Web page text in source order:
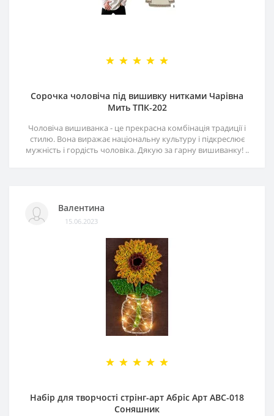
Сорочка чоловіча під вишивку нитками Чарівна
Мить ТПК-202
Чоловіча вишиванка - це прекрасна комбінація традиції і
стилю. Вона виражає національну культуру і підкреслює
мужність і гордість чоловіка. Дякую за гарну вишиванку! ..
Валентина
15.06.2023
Набір для творчості стрінг-арт Абріс Арт АВС-018
Соняшник